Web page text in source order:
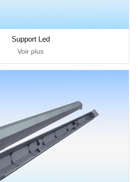
Support Led
Voir plus